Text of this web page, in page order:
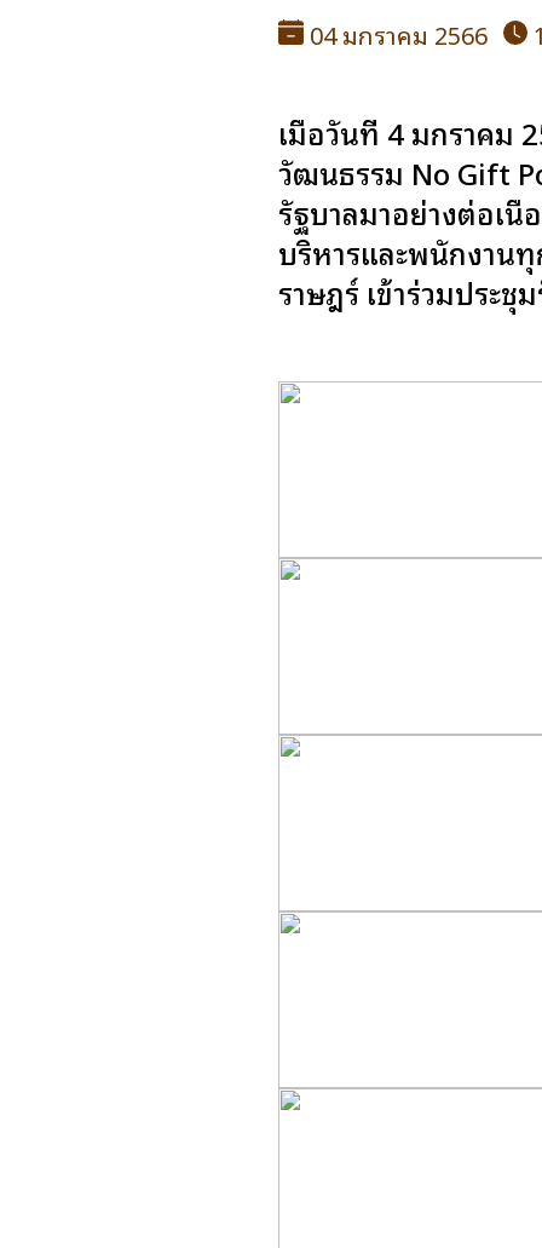
04 มกราคม 2566
เมื่อวันที่ 4 มกราคม
วัฒนธรรม No Gift
รัฐบาลมาอย่างต่อเนื่
บริหารและพนักงาน
ราษฎร์ เข้าร่วมประ